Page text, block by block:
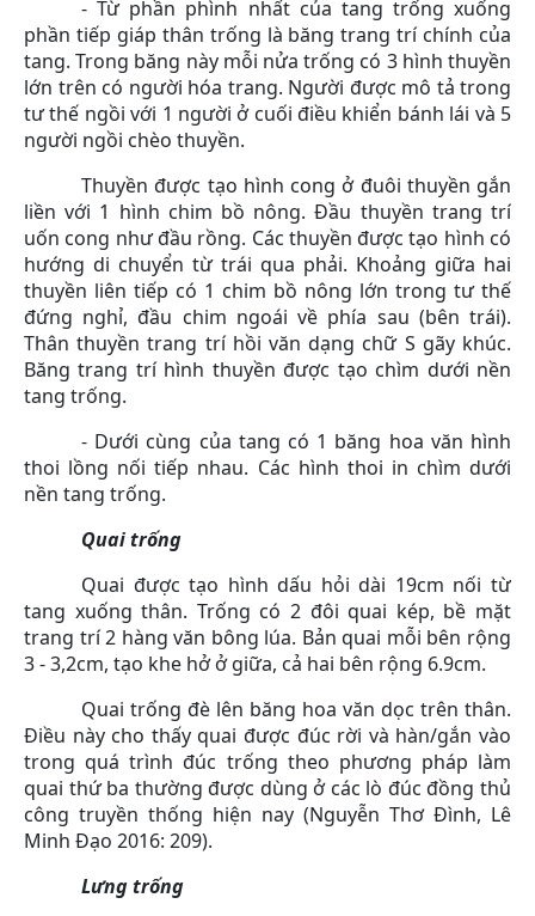
- Từ phần phình nhất của tang trống xuống
phần tiếp giáp thân trống là băng trang trí chính của
tang. Trong băng này mỗi nửa trống có 3 hình thuyền
lớn trên có người hóa trang. Người được mô tả trong
tư thế ngồi với 1 người ở cuối điều khiển bánh lái và 5
người ngồi chèo thuyền.
Thuyền được tạo hình cong ở đuôi thuyền gắn
liền với 1 hình chim bồ nông. Đầu thuyền trang trí
uốn cong như đầu rồng. Các thuyền được tạo hình có
hướng di chuyển từ trái qua phải. Khoảng giữa hai
thuyền liên tiếp có 1 chim bồ nông lớn trong tư thế
đứng nghỉ, đầu chim ngoái về phía sau (bên trái).
Thân thuyền trang trí hồi văn dạng chữ S gãy khúc.
Băng trang trí hình thuyền được tạo chìm dưới nền
tang trống.
- Dưới cùng của tang có 1 băng hoa văn hình
thoi lồng nối tiếp nhau. Các hình thoi in chìm dưới
nền tang trống.
Quai trống
Quai được tạo hình dấu hỏi dài 19cm nối từ
tang xuống thân. Trống có 2 đôi quai kép, bề mặt
trang trí 2 hàng văn bông lúa. Bản quai mỗi bên rộng
3 - 3,2cm, tạo khe hở ở giữa, cả hai bên rộng 6.9cm.
Quai trống đè lên băng hoa văn dọc trên thân.
Điều này cho thấy quai được đúc rời và hàn/gắn vào
trong quá trình đúc trống theo phương pháp làm
quai thứ ba thường được dùng ở các lò đúc đồng thủ
công truyền thống hiện nay (Nguyễn Thơ Đình, Lê
Minh Đạo 2016: 209).
Lưng trống